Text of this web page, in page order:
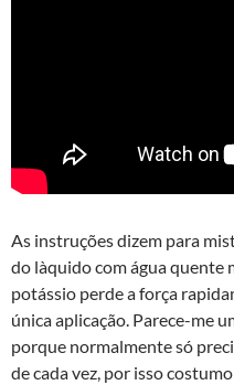
As instruções dizem para
do là­quido com água quente
potássio perde a força
única aplicação. Parece-me
porque normalmente só
de cada vez, por isso